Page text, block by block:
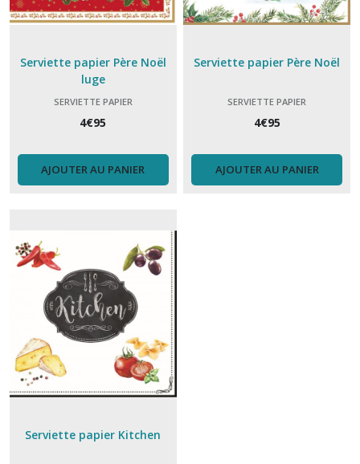
Serviette papier Père Noël
luge
SERVIETTE PAPIER
4€95
AJOUTER AU PANIER
Serviette papier Père Noël
SERVIETTE PAPIER
4€95
AJOUTER AU PANIER
Serviette papier Kitchen